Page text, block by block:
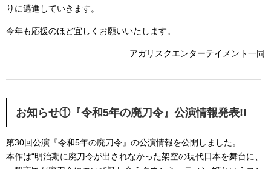
りに邁進していきます。
今年も応援のほど宜しくお願いいたします。
アガリスクエンターテイメント一同
お知らせ①『令和5年の廃刀令』公演情報発表!!
第30回公演『令和5年の廃刀令』の公演情報を公開しました。
本作は“明治期に廃刀令が出されなかった架空の現代日本を舞台に、